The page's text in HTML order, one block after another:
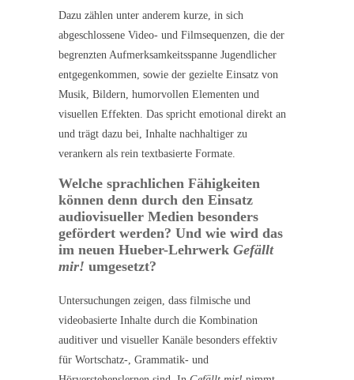
Dazu zählen unter anderem kurze, in sich
abgeschlossene Video- und Filmsequenzen, die der
begrenzten Aufmerksamkeitsspanne Jugendlicher
entgegenkommen, sowie der gezielte Einsatz von
Musik, Bildern, humorvollen Elementen und
visuellen Effekten. Das spricht emotional direkt an
und trägt dazu bei, Inhalte nachhaltiger zu
verankern als rein textbasierte Formate.
Welche sprachlichen Fähigkeiten
können denn durch den Einsatz
audiovisueller Medien besonders
gefördert werden? Und wie wird das
im neuen Hueber-Lehrwerk Gefällt
mir! umgesetzt?
Untersuchungen zeigen, dass filmische und
videobasierte Inhalte durch die Kombination
auditiver und visueller Kanäle besonders effektiv
für Wortschatz-, Grammatik- und